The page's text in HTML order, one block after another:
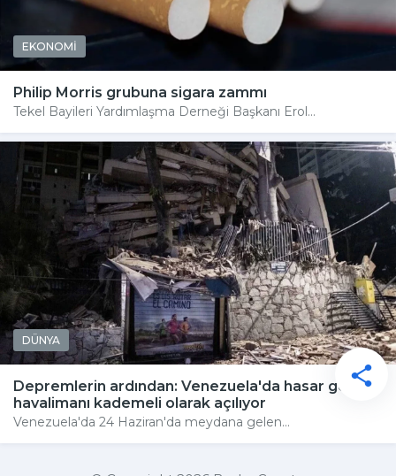
EKONOMİ
Philip Morris grubuna sigara zammı
Tekel Bayileri Yardımlaşma Derneği Başkanı Erol...
DÜNYA
Depremlerin ardından: Venezuela'da hasar gören
havalimanı kademeli olarak açılıyor
Venezuela'da 24 Haziran'da meydana gelen...